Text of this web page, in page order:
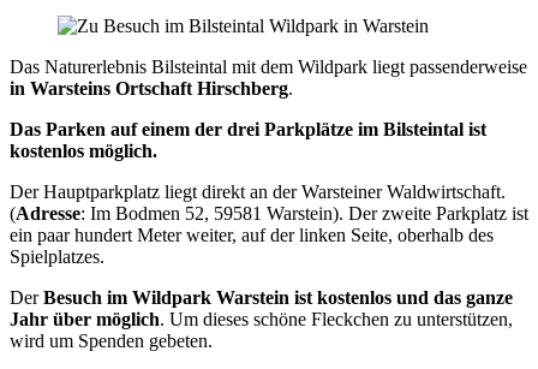
Das Naturerlebnis Bilsteintal mit dem Wildpark liegt passenderweise
in Warsteins Ortschaft Hirschberg.
Das Parken auf einem der drei Parkplätze im Bilsteintal ist
kostenlos möglich.
Der Hauptparkplatz liegt direkt an der Warsteiner Waldwirtschaft.
(Adresse: Im Bodmen 52, 59581 Warstein). Der zweite Parkplatz ist
ein paar hundert Meter weiter, auf der linken Seite, oberhalb des
Spielplatzes.
DerBesuch im Wildpark Warstein ist kostenlos und das ganze
Jahr über möglich. Um dieses schöne Fleckchen zu unterstützen,
wird um Spenden gebeten.